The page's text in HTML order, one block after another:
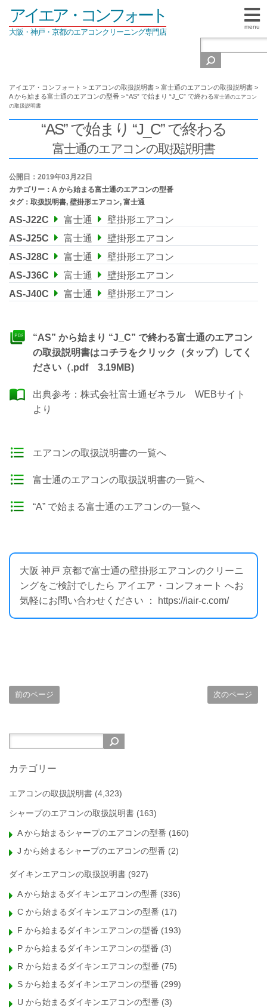
menu
アイエア・コンフォート
大阪・神戸・京都のエアコンクリーニング専門店
アイエア・コンフォート > エアコンの取扱説明書 > 富士通のエアコンの取扱説明書 >
A から始まる富士通のエアコンの型番 > “AS” で始まり “J_C” で終わる富士通のエアコン
の取扱説明書
“AS” で始まり “J_C” で終わる
富士通のエアコンの取扱説明書
公開日：2019年03月22日
カテゴリー： A から始まる富士通のエアコンの型番
タグ： 取扱説明書, 壁掛形エアコン, 富士通
AS-J22C 富士通
壁掛形エアコン
AS-J25C
富士通
壁掛形エアコン
AS-J28C
富士通
壁掛形エアコン
AS-J36C
富士通
壁掛形エアコン
AS-J40C
富士通 壁掛形エアコン
“AS” から始まり “J_C” で終わる富士通のエアコン
の取扱説明書はコチラをクリック（タップ）してく
ださい（.pdf 3.19MB)
出典参考： 株式会社富士通ゼネラル WEBサイト
より
エアコンの取扱説明書の一覧へ
富士通のエアコンの取扱説明書の一覧へ
“A” で始まる富士通のエアコンの一覧へ
大阪 神戸 京都で富士通の壁掛形エアコンのクリーニ
ングをご検討でしたら アイエア・コンフォート へお
気軽にお問い合わせください ： https://iair-c.com/
前のページ 次のページ
カテゴリー
エアコンの取扱説明書 (4,323)
シャープのエアコンの取扱説明書 (163)
A から始まるシャープのエアコンの型番 (160)
J から始まるシャープのエアコンの型番 (2)
ダイキンエアコンの取扱説明書 (927)
A から始まるダイキンエアコンの型番 (336)
C から始まるダイキンエアコンの型番 (17)
F から始まるダイキンエアコンの型番 (193)
P から始まるダイキンエアコンの型番 (3)
R から始まるダイキンエアコンの型番 (75)
S から始まるダイキンエアコンの型番 (299)
U から始まるダイキンエアコンの型番 (3)